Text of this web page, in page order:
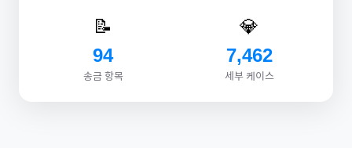
📝
94
송금 항목
💎
7,462
세부 케이스